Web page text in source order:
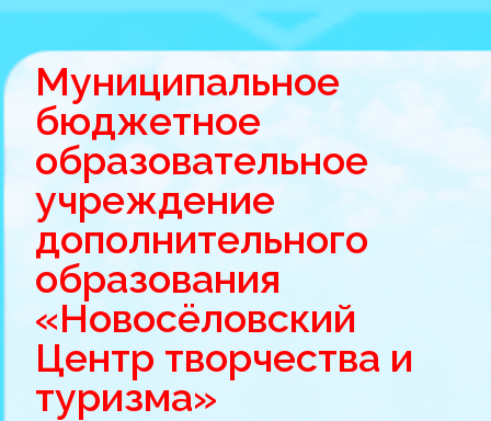
Муниципальное
бюджетное
образовательное
учреждение
дополнительного
образования
«Новосёловский
Центр творчества и
туризма»